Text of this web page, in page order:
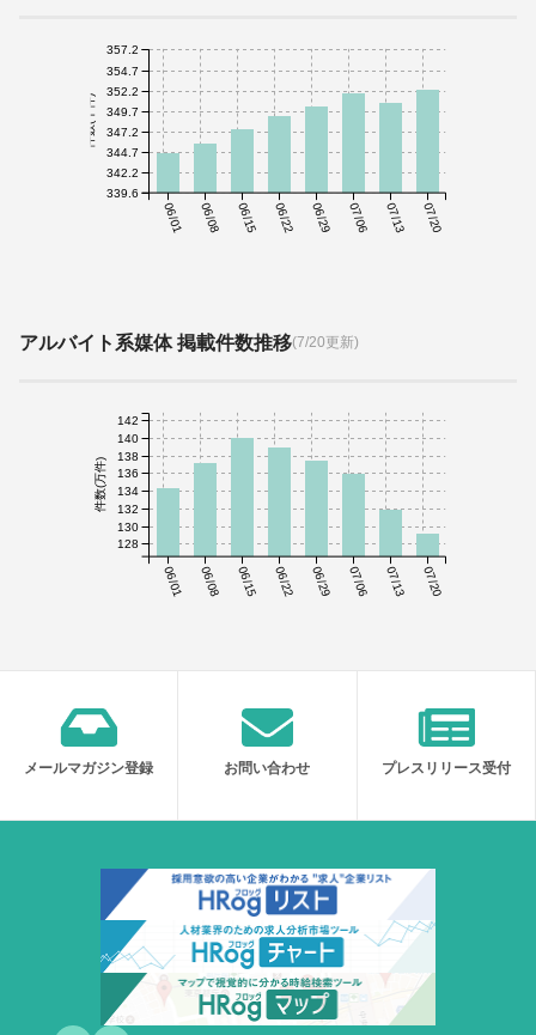
06/01 06/08 06/15 06/22 06/29 07/06 07/13 07/20
件数(千件)
339.6
342.2
344.7
347.2
349.7
352.2
354.7
357.2
アルバイト系媒体 掲載件数推移(7/20更新)
06/01 06/08 06/15 06/22 06/29 07/06 07/13 07/20
件数(万件)
128
130
132
134
136
138
140
142
メールマガジン登録 お問い合わせ プレスリリース受付